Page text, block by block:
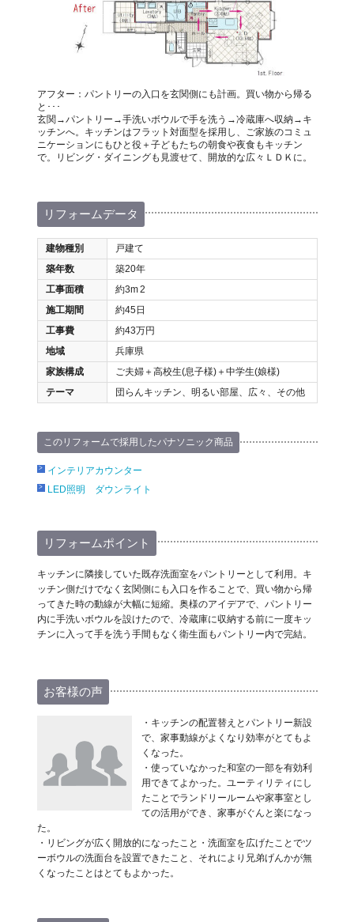
アフター：パントリーの入口を玄関側にも計画。買い物から帰る
と･･･
玄関→パントリー→手洗いボウルで手を洗う→冷蔵庫へ収納→キ
ッチンへ。キッチンはフラット対面型を採用し、ご家族のコミュ
ニケーションにもひと役＋子どもたちの朝食や夜食もキッチン
で。リビング・ダイニングも見渡せて、開放的な広々ＬＤＫに。
リフォームデータ
建物種別
戸建て
築年数
築20年
工事面積
約3m2
施工期間
約45日
工事費
約43万円
地域
兵庫県
家族構成
ご夫婦＋高校生(息子様)＋中学生(娘様)
テーマ
団らんキッチン、明るい部屋、広々、その他
このリフォームで採用したパナソニック商品
インテリアカウンター
LED照明 ダウンライト
リフォームポイント
キッチンに隣接していた既存洗面室をパントリーとして利用。キ
ッチン側だけでなく玄関側にも入口を作ることで、買い物から帰
ってきた時の動線が大幅に短縮。奥様のアイデアで、パントリー
内に手洗いボウルを設けたので、冷蔵庫に収納する前に一度キッ
チンに入って手を洗う手間もなく衛生面もパントリー内で完結。
お客様の声
・キッチンの配置替えとパントリー新設
で、家事動線がよくなり効率がとてもよ
くなった。
・使っていなかった和室の一部を有効利
用できてよかった。ユーティリティにし
たことでランドリールームや家事室とし
ての活用ができ、家事がぐんと楽になっ
た。
・リビングが広く開放的になったこと・洗面室を広げたことでツ
ーボウルの洗面台を設置できたこと、それにより兄弟げんかが無
くなったことはとてもよかった。